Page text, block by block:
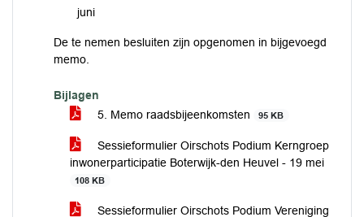
juni
De te nemen besluiten zijn opgenomen in bijgevoegd
memo.
Bijlagen
5. Memo raadsbijeenkomsten
95 KB
Sessieformulier Oirschots Podium Kerngroep
inwonerparticipatie Boterwijk-den Heuvel - 19 mei
108 KB
Sessieformulier Oirschots Podium Vereniging